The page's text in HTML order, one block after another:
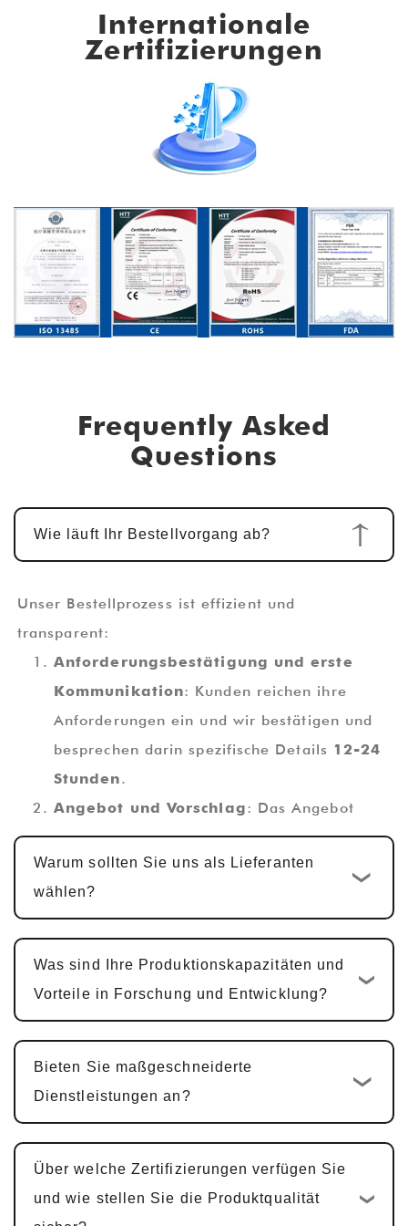
Internationale
Zertifizierungen
Frequently Asked
Questions
Wie läuft Ihr Bestellvorgang ab?
Unser Bestellprozess ist effizient und
transparent:
Anforderungsbestätigung und erste
Kommunikation: Kunden reichen ihre
Anforderungen ein und wir bestätigen und
besprechen darin spezifische Details 12-24
Stunden.
Angebot und Vorschlag: Das Angebot
wird innerhalb von abgeschlossen1-2
Werktage, zusammen mit einem
technischen Vorschlag.
Kundenspezifisches Design und
Werktage. Für multifunktionale PCBA-
Produkte, einschließlich Hardware-Design,
PCBA-Design und Software-Entwicklung,
beträgt der Zyklus typischerweise25-30
Warum sollten Sie uns als Lieferanten
wählen?
Was sind Ihre Produktionskapazitäten und
Vorteile in Forschung und Entwicklung?
Bieten Sie maßgeschneiderte
Dienstleistungen an?
Über welche Zertifizierungen verfügen Sie
und wie stellen Sie die Produktqualität